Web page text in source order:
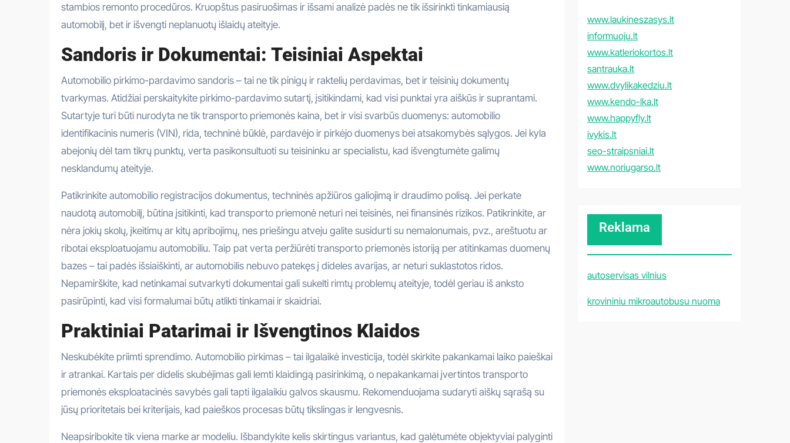
stambios remonto procedūros. Kruopštus pasiruošimas ir išsami analizė padės ne tik išsirinkti tinkamiausią
automobilį, bet ir išvengti neplanuotų išlaidų ateityje.
Sandoris ir Dokumentai: Teisiniai Aspektai
Automobilio pirkimo-pardavimo sandoris – tai ne tik pinigų ir raktelių perdavimas, bet ir teisinių dokumentų
tvarkymas. Atidžiai perskaitykite pirkimo-pardavimo sutartį, įsitikindami, kad visi punktai yra aiškūs ir suprantami.
Sutartyje turi būti nurodyta ne tik transporto priemonės kaina, bet ir visi svarbūs duomenys: automobilio
identifikacinis numeris (VIN), rida, techninė būklė, pardavėjo ir pirkėjo duomenys bei atsakomybės sąlygos. Jei kyla
abejonių dėl tam tikrų punktų, verta pasikonsultuoti su teisininku ar specialistu, kad išvengtumėte galimų
nesklandumų ateityje.
Patikrinkite automobilio registracijos dokumentus, techninės apžiūros galiojimą ir draudimo polisą. Jei perkate
naudotą automobilį, būtina įsitikinti, kad transporto priemonė neturi nei teisinės, nei finansinės rizikos. Patikrinkite, ar
nėra jokių skolų, įkeitimų ar kitų apribojimų, nes priešingu atveju galite susidurti su nemalonumais, pvz., areštuotu ar
ribotai eksploatuojamu automobiliu. Taip pat verta peržiūrėti transporto priemonės istoriją per atitinkamas duomenų
bazes – tai padės išsiaiškinti, ar automobilis nebuvo patekęs į dideles avarijas, ar neturi suklastotos ridos.
Nepamirškite, kad netinkamai sutvarkyti dokumentai gali sukelti rimtų problemų ateityje, todėl geriau iš anksto
pasirūpinti, kad visi formalumai būtų atlikti tinkamai ir skaidriai.
Praktiniai Patarimai ir Išvengtinos Klaidos
Neskubėkite priimti sprendimo. Automobilio pirkimas – tai ilgalaikė investicija, todėl skirkite pakankamai laiko paieškai
ir atrankai. Kartais per didelis skubėjimas gali lemti klaidingą pasirinkimą, o nepakankamai įvertintos transporto
priemonės eksploatacinės savybės gali tapti ilgalaikiu galvos skausmu. Rekomenduojama sudaryti aiškų sąrašą su
jūsų prioritetais bei kriterijais, kad paieškos procesas būtų tikslingas ir lengvesnis.
Neapsiribokite tik viena marke ar modeliu. Išbandykite kelis skirtingus variantus, kad galėtumėte objektyviai palyginti
www.laukineszasys.lt
informuoju.lt
www.katleriokortos.lt
santrauka.lt
www.dvylikakedziu.lt
www.kendo-lka.lt
www.happyfly.lt
ivykis.lt
seo-straipsniai.lt
www.noriugarso.lt
Reklama
autoservisas vilnius
krovininiu mikroautobusu nuoma